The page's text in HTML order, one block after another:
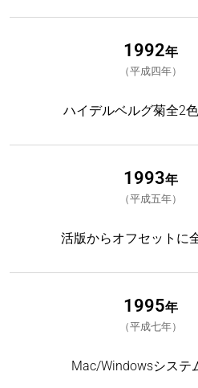
1992年
平成四年
ハイデルベルグ菊全2
1993年
平成五年
活版からオフセットに
1995年
平成七年
Mac/Windowsシステ